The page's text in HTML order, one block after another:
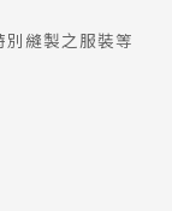
縫製之服裝等